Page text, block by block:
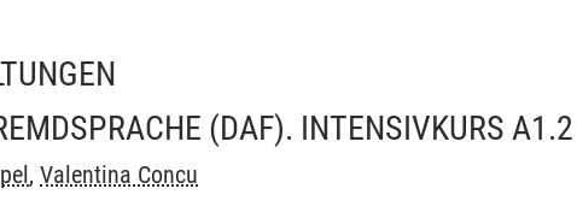
(DAF). INTENSIVKURS A1.2
,Valentina Concu